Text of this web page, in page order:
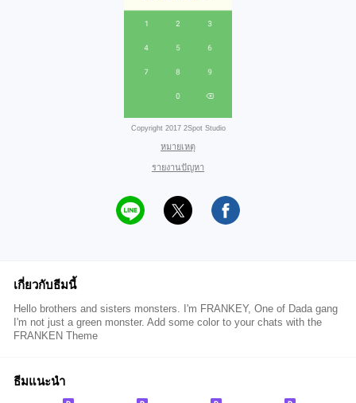
Copyright 2017 2Spot Studio
หมายเหตุ
รายงานปัญหา
เกี่ยวกับธีมนี้
Hello brothers and sisters monsters. I'm FRANKEY, One of Dada gang
I'm not just a green monster. Add some color to your chats with the
FRANKEN Theme
ธีมแนะนำ